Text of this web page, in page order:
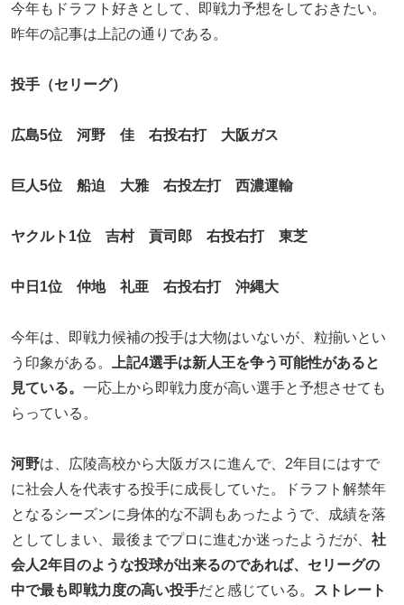
今年もドラフト好きとして、即戦力予想をしておきたい。
昨年の記事は上記の通りである。
投手（セリーグ）
広島5位 河野 佳 右投右打 大阪ガス
巨人5位 船迫 大雅 右投左打 西濃運輸
ヤクルト1位 吉村 貢司郎 右投右打 東芝
中日1位 仲地 礼亜 右投右打 沖縄大
今年は、即戦力候補の投手は大物はいないが、粒揃いとい
う印象がある。
上記4選手は新人王を争う可能性があると
見ている。 一応上から即戦力度が高い選手と予想させても
らっている。
河野は、広陵高校から大阪ガスに進んで、2年目にはすで
に社会人を代表する投手に成長していた。ドラフト解禁年
となるシーズンに身体的な不調もあったようで、成績を落
としてしまい、最後までプロに進むか迷ったようだが、 社
会人2年目のような投球が出来るのであれば、セリーグの
中で最も即戦力度の高い投手だと感じている。
ストレート